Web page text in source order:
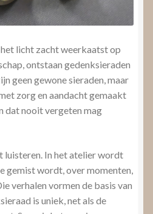
licht zacht weerkaatst op
ontstaan gedenksieraden
geen gewone sieraden, maar
zorg en aandacht gemaakt
dat nooit vergeten mag
In het atelier wordt
gemist wordt, over momenten,
verhalen vormen de basis van
is uniek, net als de